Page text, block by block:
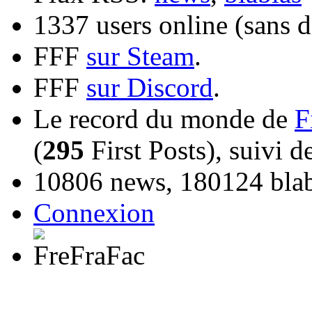
1337 users online (sans
FFF sur Steam.
FFF sur Discord.
Le record du monde de
(295 First Posts), suivi
10806 news, 180124
Connexion